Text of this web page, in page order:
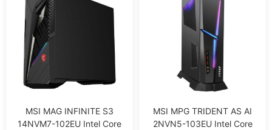
MSI MAG INFINITE S3
14NVM7-102EU Intel Core
MSI MPG TRIDENT AS AI
2NVN5-103EU Intel Core